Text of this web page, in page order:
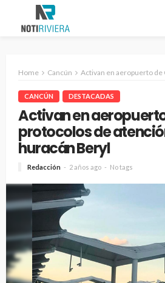
Home Cancún Activan en aeropuerto de Cancún
CANCÚN DESTACADAS
Activan en
protocolos de
huracán Beryl
Redacción 2 años ago No tags